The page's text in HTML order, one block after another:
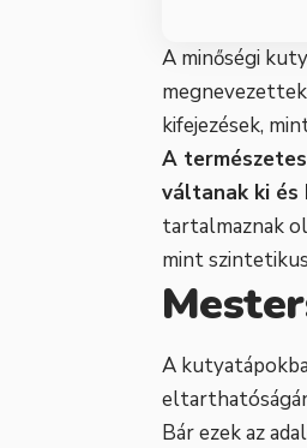
A minőségi
kifejezések,
A
váltanak ki és
tartalmaznak
mint
A
Bár ezek az